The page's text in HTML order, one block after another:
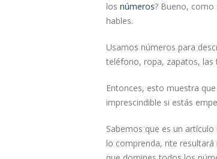
los números? Bueno,
hables.
Usamos números para
teléfono, ropa, zapatos, las
Entonces, esto muestra
imprescindible si estás
Sabemos que es un
lo comprenda, nte